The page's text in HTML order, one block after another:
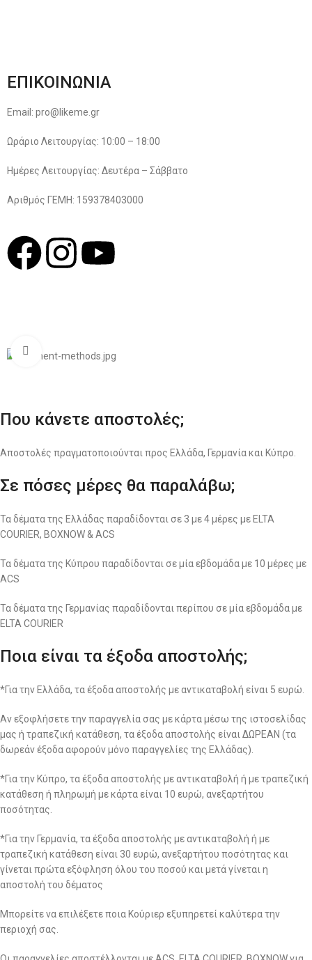
Click to enlarge
ΕΠΙΚΟΙΝΩΝΙΑ
Email: pro@likeme.gr
Ωράριο Λειτουργίας: 10:00 – 18:00
Ημέρες Λειτουργίας: Δευτέρα – Σάββατο
Αριθμός ΓΕΜΗ: 159378403000
Που κάνετε αποστολές;
Αποστολές πραγματοποιούνται προς Ελλάδα, Γερμανία και Κύπρο.
Σε πόσες μέρες θα παραλάβω;
Τα δέματα της Ελλάδας παραδίδονται σε 3 με 4 μέρες με ELTA
COURIER, BOXNOW & ACS
Τα δέματα της Κύπρου παραδίδονται σε μία εβδομάδα με 10 μέρες με
ACS
Τα δέματα της Γερμανίας παραδίδονται περίπου σε μία εβδομάδα με
ELTA COURIER
Ποια είναι τα έξοδα αποστολής;
*Για την Ελλάδα, τα έξοδα αποστολής με αντικαταβολή είναι 5 ευρώ.
Αν εξοφλήσετε την παραγγελία σας με κάρτα μέσω της ιστοσελίδας
μας ή τραπεζική κατάθεση, τα έξοδα αποστολής είναι ΔΩΡΕΑΝ (τα
δωρεάν έξοδα αφορούν μόνο παραγγελίες της Ελλάδας).
*Για την Κύπρο, τα έξοδα αποστολής με αντικαταβολή ή με τραπεζική
κατάθεση ή πληρωμή με κάρτα είναι 10 ευρώ, ανεξαρτήτου
ποσότητας.
*Για την Γερμανία, τα έξοδα αποστολής με αντικαταβολή ή με
τραπεζική κατάθεση είναι 30 ευρώ, ανεξαρτήτου ποσότητας και
γίνεται πρώτα εξόφληση όλου του ποσού και μετά γίνεται η
αποστολή του δέματος
Μπορείτε να επιλέξετε ποια Κούριερ εξυπηρετεί καλύτερα την
περιοχή σας.